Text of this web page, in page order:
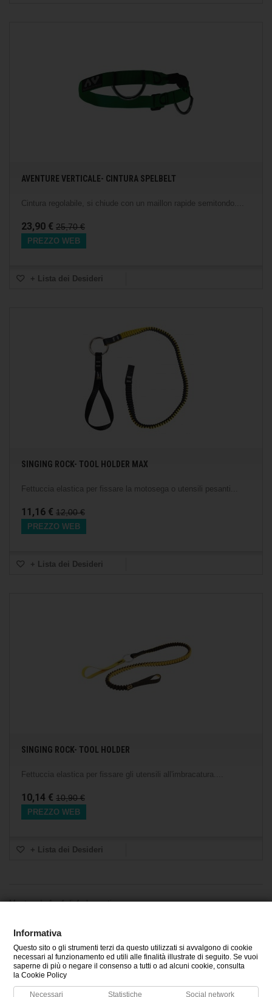
AVENTURE VERTICALE- CINTURA SPELBELT
Cintura regolabile, si chiude con un maillon rapide semitondo....
23,90 € 25,70 €
PREZZO WEB
+ Lista dei Desideri
SINGING ROCK- TOOL HOLDER MAX
Fettuccia elastica per fissare la motosega o utensili pesanti...
11,16 € 12,00 €
PREZZO WEB
+ Lista dei Desideri
SINGING ROCK- TOOL HOLDER
Fettuccia elastica per fissare gli utensili all'imbracatura....
10,14 € 10,90 €
PREZZO WEB
+ Lista dei Desideri
Mostrando 1 - 4 di 4 elementi
CATEGORIE
INFORMAZIONI
Informativa
Questo sito o gli strumenti terzi da questo utilizzati si avvalgono di cookie
necessari al funzionamento ed utili alle finalità illustrate di seguito. Se vuoi
saperne di più o negare il consenso a tutti o ad alcuni cookie, consulta
la Cookie Policy
Necessari Statistiche Social network